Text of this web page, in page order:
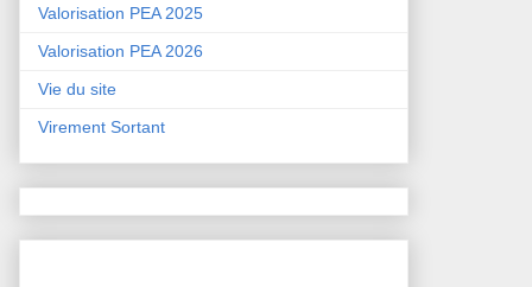
Valorisation PEA 2025
Valorisation PEA 2026
Vie du site
Virement Sortant